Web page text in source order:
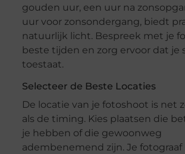
gouden uur, een uur na
uur voor zonsondergang, biedt
natuurlijk licht. Bespreek met je
beste tijden en zorg ervoor dat je
toestaat.
Selecteer de Beste Locaties
De locatie van je fotoshoot is net
als de timing. Kies plaatsen die
je hebben of die gewoonweg
adembenemend zijn. Je fotograaf